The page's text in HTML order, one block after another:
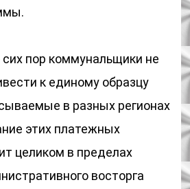
пор коммунальщики не
к единому образцу
в разных регионах
этих платежных
целиком в пределах
восторга